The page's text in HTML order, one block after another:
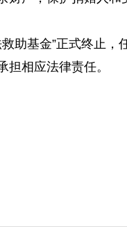
助基金”正式终止
相应法律责任。